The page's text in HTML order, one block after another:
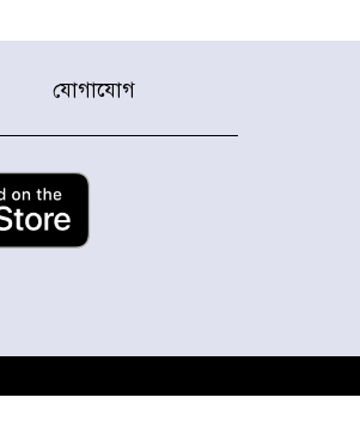
যোগাযোগ